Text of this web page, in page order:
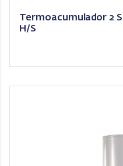
Termoacumulador 2
H/S